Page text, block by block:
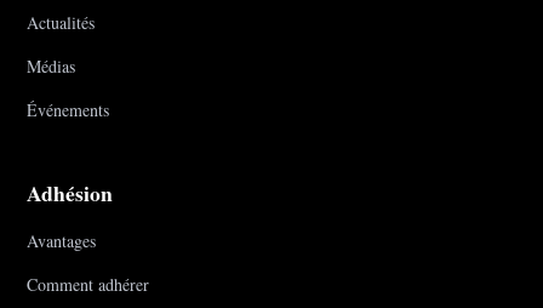
Actualités
Médias
Événements
Adhésion
Avantages
Comment adhérer